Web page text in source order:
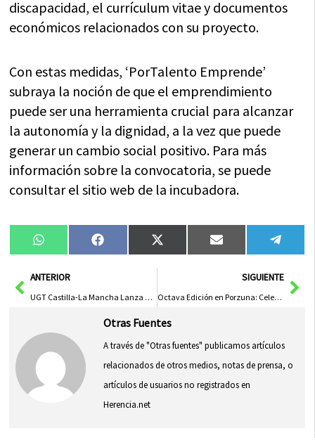
discapacidad, el currículum vitae y documentos
económicos relacionados con su proyecto.
Con estas medidas, ‘PorTalento Emprende’
subraya la noción de que el emprendimiento
puede ser una herramienta crucial para alcanzar
la autonomía y la dignidad, a la vez que puede
generar un cambio social positivo. Para más
información sobre la convocatoria, se puede
consultar el sitio web de la incubadora.
Compartir
en
WhatsAppCompartir
en
FacebookCompartir
en
X
(Twitter)
Compartir
en
Email
en
AntANTERIOR
UGT Castilla-La Mancha Lanza Edición Actualizada de la Guía ‘Emplea Recursos’ para Contratos y Ayudas
SIGUIENTE
Octava Edición en Porzuna: Celebrando el Orgullo Rural y la Unidad Agroganadera de los Estados del Duque
Otras Fuentes
A través de "Otras fuentes" publicamos artículos
relacionados de otros medios, notas de prensa, o
artículos de usuarios no registrados en
Herencia.net